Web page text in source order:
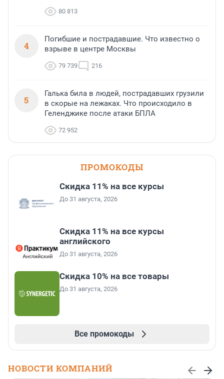
80 813
4
Погибшие и пострадавшие. Что известно о
взрыве в центре Москвы
79 739 216
5
Галька била в людей, пострадавших грузили
в скорые на лежаках. Что происходило в
Геленджике после атаки БПЛА
72 952
ПРОМОКОДЫ
Скидка 11% на все курсы
До 31 августа, 2026
Скидка 11% на все курсы
английского
До 31 августа, 2026
Скидка 10% на все товары
До 31 августа, 2026
Все промокоды
НОВОСТИ КОМПАНИЙ